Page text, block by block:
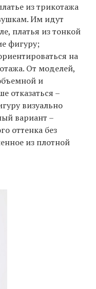
из трикотажа
Им идут
платья из тонкой
фигуру;
на
От моделей,
и
отказаться –
визуально
вариант –
оттенка без
из плотной